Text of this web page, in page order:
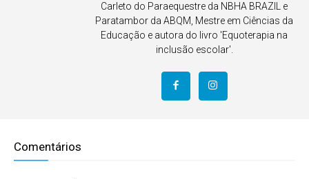
Carleto do Paraequestre da NBHA BRAZIL e
Paratambor da ABQM, Mestre em Ciências da
Educação e autora do livro 'Equoterapia na
inclusão escolar'.
Comentários